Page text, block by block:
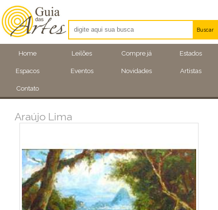
Home Leilões Compre já Estados
Espacos Eventos Novidades Artistas
Contato
Buscar
Artistas
Eventos
Araújo Lima